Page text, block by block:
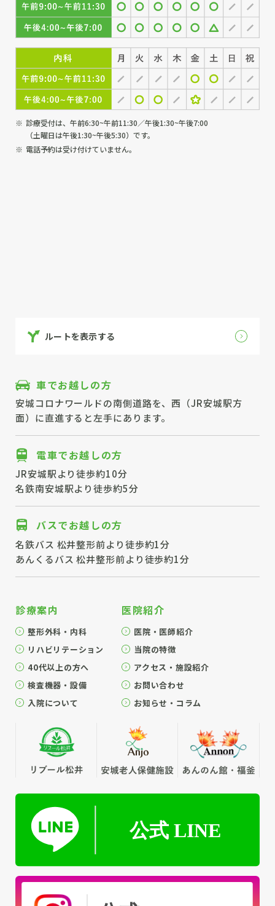
診療受付は、午前6:30~午前11:30／午後1:30~午後7:00
（土曜日は午後1:30~午後5:30）です。
電話予約は受け付けていません。
ルートを表示する
車でお越しの方
安城コロナワールドの南側道路を、西（JR安城駅方
面）に直進すると左手にあります。
電車でお越しの方
JR安城駅より徒歩約10分
名鉄南安城駅より徒歩約5分
バスでお越しの方
名鉄バス 松井整形前より徒歩約1分
あんくるバス 松井整形前より徒歩約1分
診療案内
整形外科・内科
リハビリテーション
40代以上の方へ
検査機器・設備
入院について
医院紹介
医院・医師紹介
当院の特徴
アクセス・施設紹介
お問い合わせ
お知らせ・コラム